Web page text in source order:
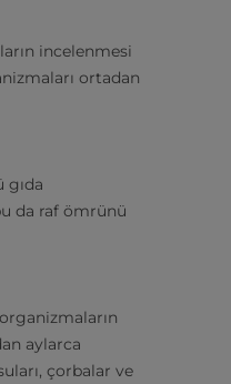
incelenmesi
ortadan
gıda
da raf ömrünü
aylarca
çorbalar ve